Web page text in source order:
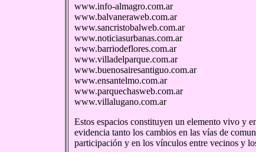
www.info-almagro.com.ar
www.balvaneraweb.com.ar
www.sancristobalweb.com.ar
www.noticiasurbanas.com.ar
www.barriodeflores.com.ar
www.villadelparque.com.ar
www.buenosairesantiguo.com.ar
www.ensantelmo.com.ar
www.parquechasweb.com.ar
www.villalugano.com.ar
Estos espacios constituyen un elemento vivo y
evidencia tanto los cambios en las vías de
participación y en los vínculos entre vecinos y